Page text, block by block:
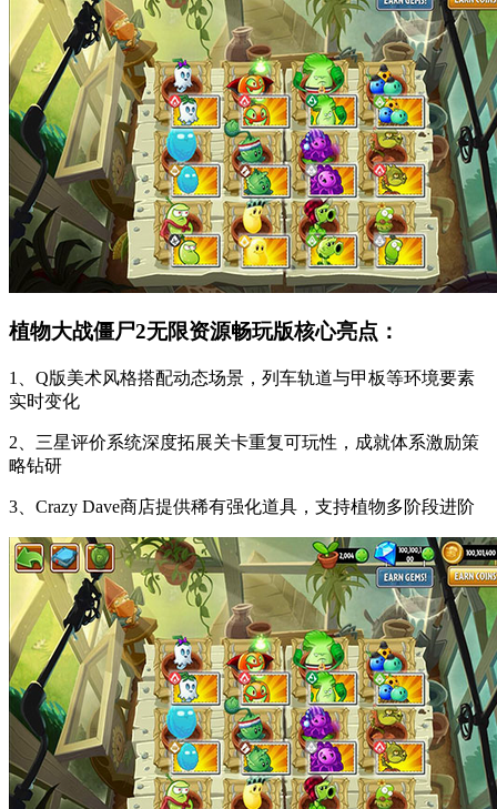
植物大战僵尸2无限资源畅玩版核心亮点：
1、Q版美术风格搭配动态场景，列车轨道与甲板等环境要素
实时变化
2、三星评价系统深度拓展关卡重复可玩性，成就体系激励策
略钻研
3、Crazy Dave商店提供稀有强化道具，支持植物多阶段进阶